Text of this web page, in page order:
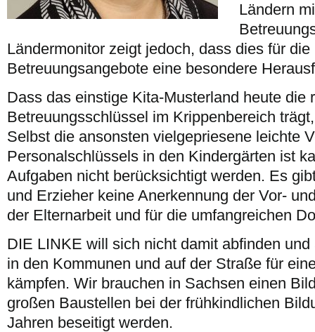
Ländern
Ländermonitor zeigt jedoch, dass dies für
Betreuungsangebote eine besondere
Dass das einstige Kita-Musterland heute die
Betreuungsschlüssel im Krippenbereich
Selbst die ansonsten vielgepriesene leichte
Personalschlüssels in den Kindergärten ist
Aufgaben nicht berücksichtigt werden. Es
und Erzieher keine Anerkennung der Vor-
der Elternarbeit und für die umfangreichen
DIE LINKE will sich nicht damit abfinden
in den Kommunen und auf der Straße für
kämpfen. Wir brauchen in Sachsen einen
großen Baustellen bei der frühkindlichen
Jahren beseitigt werden.